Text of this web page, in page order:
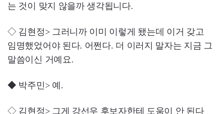
는 것이 맞지 않을까 생각됩니다.
◇ 김현정> 그러니까 이미 이렇게 됐는데 이거 갖고
임명했었어야 된다. 어쩐다. 더 이러지 말자는 지금 그
말씀이신 거예요.
◆ 박주민> 예.
◇ 김현정> 그게 강선우 후보자한테 도움이 안 된다